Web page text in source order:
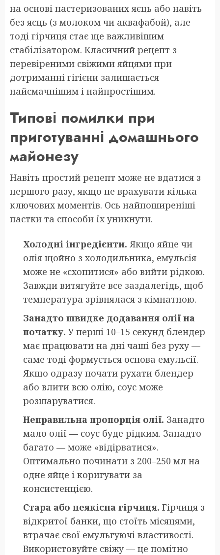
на основі пастеризованих яєць або навіть
без яєць (з молоком чи аквафабой), але
тоді гірчиця стає ще важливішим
стабілізатором. Класичний рецепт з
перевіреними свіжими яйцями при
дотриманні гігієни залишається
найсмачнішим і найпростішим.
Типові помилки при
приготуванні домашнього
майонезу
Навіть простий рецепт може не вдатися з
першого разу, якщо не врахувати кілька
ключових моментів. Ось найпоширеніші
пастки та способи їх уникнути.
Холодні інгредієнти. Якщо яйце чи
олія щойно з холодильника, емульсія
може не «схопитися» або вийти рідкою.
Завжди витягуйте все заздалегідь, щоб
температура зрівнялася з кімнатною.
Занадто швидке додавання олії на
початку. У перші 10–15 секунд блендер
має працювати на дні чаші без руху —
саме тоді формується основа емульсії.
Якщо одразу почати рухати блендер
або влити всю олію, соус може
розшаруватися.
Неправильна пропорція олії. Занадто
мало олії — соус буде рідким. Занадто
багато — може «відірватися».
Оптимально починати з 200–250 мл на
одне яйце і коригувати за
консистенцією.
Стара або неякісна гірчиця. Гірчиця з
відкритої банки, що стоїть місяцями,
втрачає свої емульгуючі властивості.
Використовуйте свіжу — це помітно